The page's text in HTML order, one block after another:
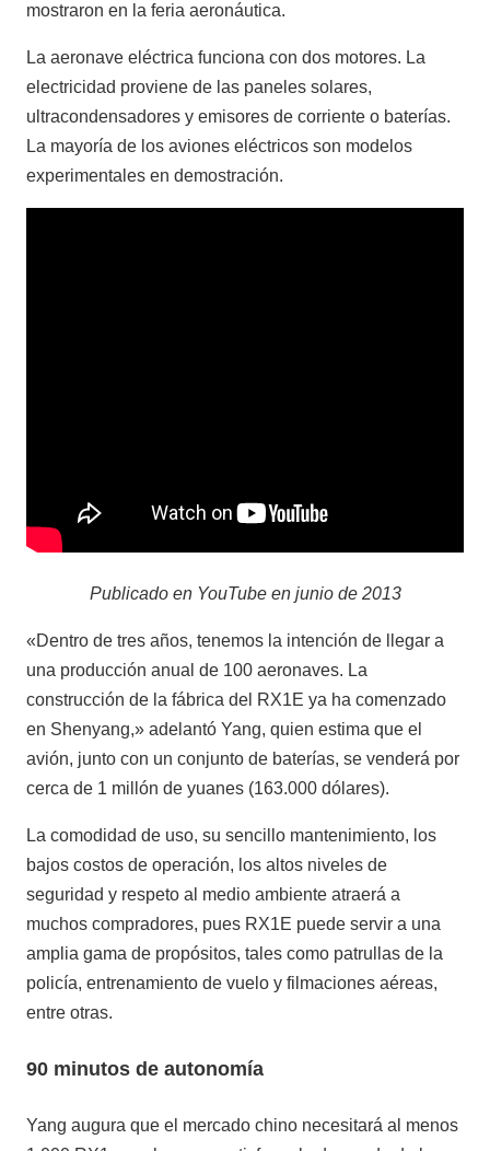
mostraron en la feria aeronáutica.
La aeronave eléctrica funciona con dos motores. La
electricidad proviene de las paneles solares,
ultracondensadores y emisores de corriente o baterías.
La mayoría de los aviones eléctricos son modelos
experimentales en demostración.
Publicado en YouTube en junio de 2013
«Dentro de tres años, tenemos la intención de llegar a
una producción anual de 100 aeronaves. La
construcción de la fábrica del RX1E ya ha comenzado
en Shenyang,» adelantó Yang, quien estima que el
avión, junto con un conjunto de baterías, se venderá por
cerca de 1 millón de yuanes (163.000 dólares).
La comodidad de uso, su sencillo mantenimiento, los
bajos costos de operación, los altos niveles de
seguridad y respeto al medio ambiente atraerá a
muchos compradores, pues RX1E puede servir a una
amplia gama de propósitos, tales como patrullas de la
policía, entrenamiento de vuelo y filmaciones aéreas,
entre otras.
90 minutos de autonomía
Yang augura que el mercado chino necesitará al menos